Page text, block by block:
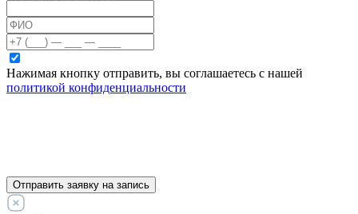
Нажимая кнопку отправить, вы соглашаетесь с нашей
политикой конфиденциальности
Отправить заявку на запись